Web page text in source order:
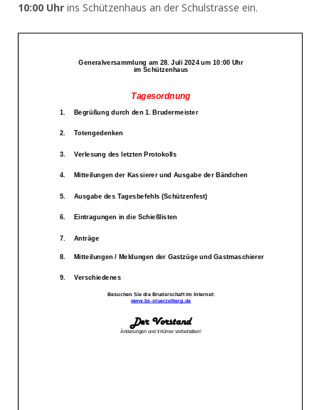
10:00 Uhr ins Schützenhaus an der Schulstrasse ein.